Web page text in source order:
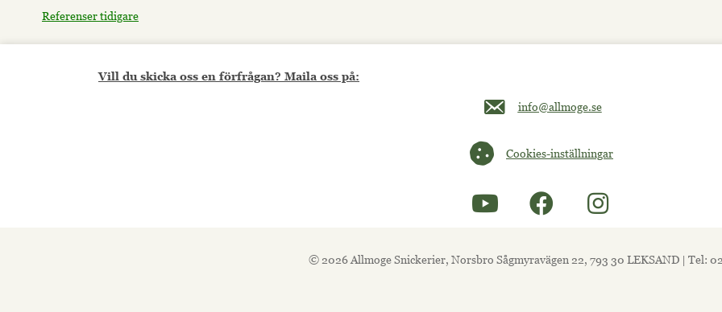
Referenser tidigare
Vill du skicka oss en förfrågan? Maila oss på:
Maila oss på info@allmoge.se
info@allmoge.se
Cookies-inställningar
Cookies-inställningar
© 2026 Allmoge Snickerier, Norsbro Sågmyravägen 22, 793 30 LEKSAND | Tel: